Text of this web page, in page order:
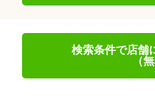
検索条件で店舗
（